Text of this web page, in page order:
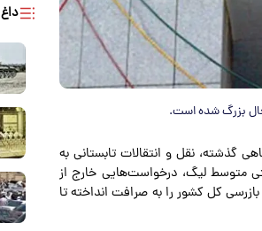
بزرگ شده است.
فوتبال باشگاهی گذشته، نقل و انتقالات تابستانی به
متوسط لیگ، درخواست‌هایی خارج از
کل کشور را به صرافت انداخته تا
داغ